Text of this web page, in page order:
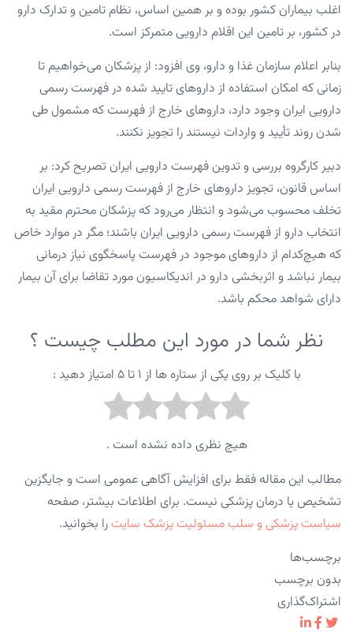
اغلب بیماران کشور بوده و بر همین اساس، نظام تامین و تدارک دارو
در کشور، بر تامین این اقلام دارویی متمرکز است.
بنابر اعلام سازمان غذا و دارو، وی افزود: از پزشکان می‌خواهیم تا
زمانی که امکان استفاده از داروهای تایید شده در فهرست رسمی
دارویی ایران وجود دارد، داروهای خارج از فهرست که مشمول طی‌
شدن روند تأیید و واردات نیستند را تجویز نکنند.
دبیر کارگروه بررسی و تدوین فهرست دارویی ایران تصریح کرد: بر
اساس قانون، تجویز داروهای خارج از فهرست رسمی دارویی ایران
تخلف محسوب می‌شود و انتظار می‌رود که پزشکان محترم مقید به
انتخاب دارو از فهرست رسمی دارویی ایران باشند؛ مگر در موارد خاص
که هیچ‌کدام از داروهای موجود در فهرست پاسخگوی نیاز درمانی
بیمار نباشد و اثربخشی دارو در اندیکاسیون مورد تقاضا برای آن بیمار
دارای شواهد محکم باشد.
نظر شما در مورد این مطلب چیست ؟
با کلیک بر روی یکی از ستاره ها از ۱ تا ۵ امتیاز دهید :
هیچ نظری داده نشده است .
مطالب این مقاله فقط برای افزایش آگاهی عمومی است و جایگزین
تشخیص یا درمان پزشکی نیست. برای اطلاعات بیشتر، صفحه
سیاست پزشکی و سلب مسئولیت پزشک سایت را بخوانید.
برچسب‌ها
بدون برچسب
اشتراک‌گذاری